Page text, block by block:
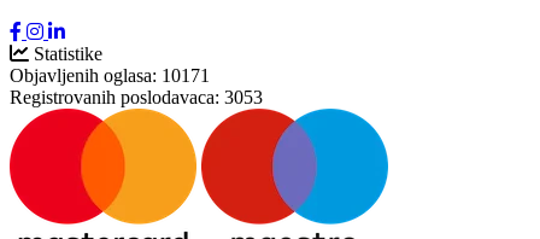
Statistike
Objavljenih oglasa: 10171
Registrovanih poslodavaca: 3053